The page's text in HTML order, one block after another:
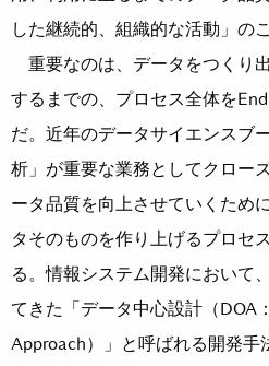
した継続的、組織的な活動」の
重要なのは、データをつくり
するまでの、プロセス全体を
だ。近年のデータサイエンスブ
析」が重要な業務としてクロー
ータ品質を向上させていくため
タそのものを作り上げるプロセ
る。情報システム開発において
てきた「データ中心設計（DOA
Approach）」と呼ばれる開発手